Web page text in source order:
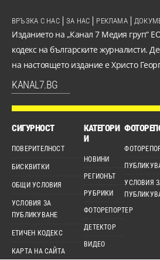
Изданието на „Канал 7 Медия груп“
кодекс на българските журналисти.
на настоящето издание е Христо
KANAL7.BG
ВРЪЗКА С НАС ЗА НАС РЕКЛАМА
СИГУРНОСТ
ПОВЕРИТЕЛНОСТ
БИСКВИТКИ
ОБЩИ УСЛОВИЯ
УСЛОВИЯ ЗА
ПУБЛИКУВАНЕ
ЕТИЧЕН КОДЕКС
КАРТА НА САЙТА
КАТЕГОРИ
И
НОВИНИ
РЕГИОНЪТ
РУБРИКИ
ФОТОРЕПОРТЕР
ДЕТЕКТОР
ВИДЕО
УСЛОВИЯ